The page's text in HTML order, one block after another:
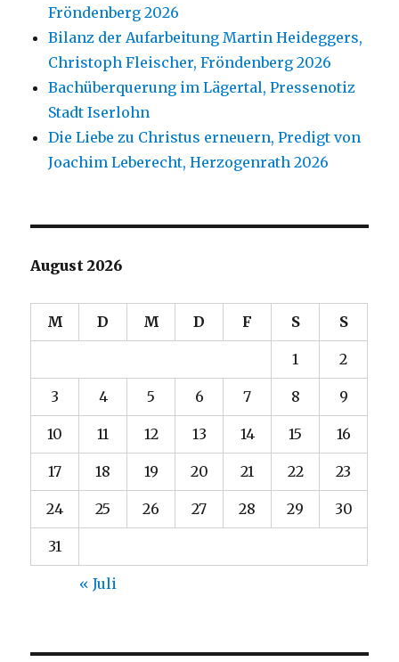
Fröndenberg 2026
Bilanz der Aufarbeitung Martin Heideggers,
Christoph Fleischer, Fröndenberg 2026
Bachüberquerung im Lägertal, Pressenotiz
Stadt Iserlohn
Die Liebe zu Christus erneuern, Predigt von
Joachim Leberecht, Herzogenrath 2026
August 2026
M D M D F S S
1 2
3 4 5 6 7 8 9
10 11 12 13 14 15 16
17 18 19 20 21 22 23
24 25 26 27 28 29 30
31
« Juli